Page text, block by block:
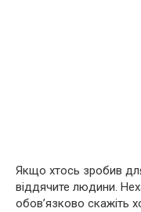
Якщо хтось зробив
віддячите людини.
обов’язково скажіть